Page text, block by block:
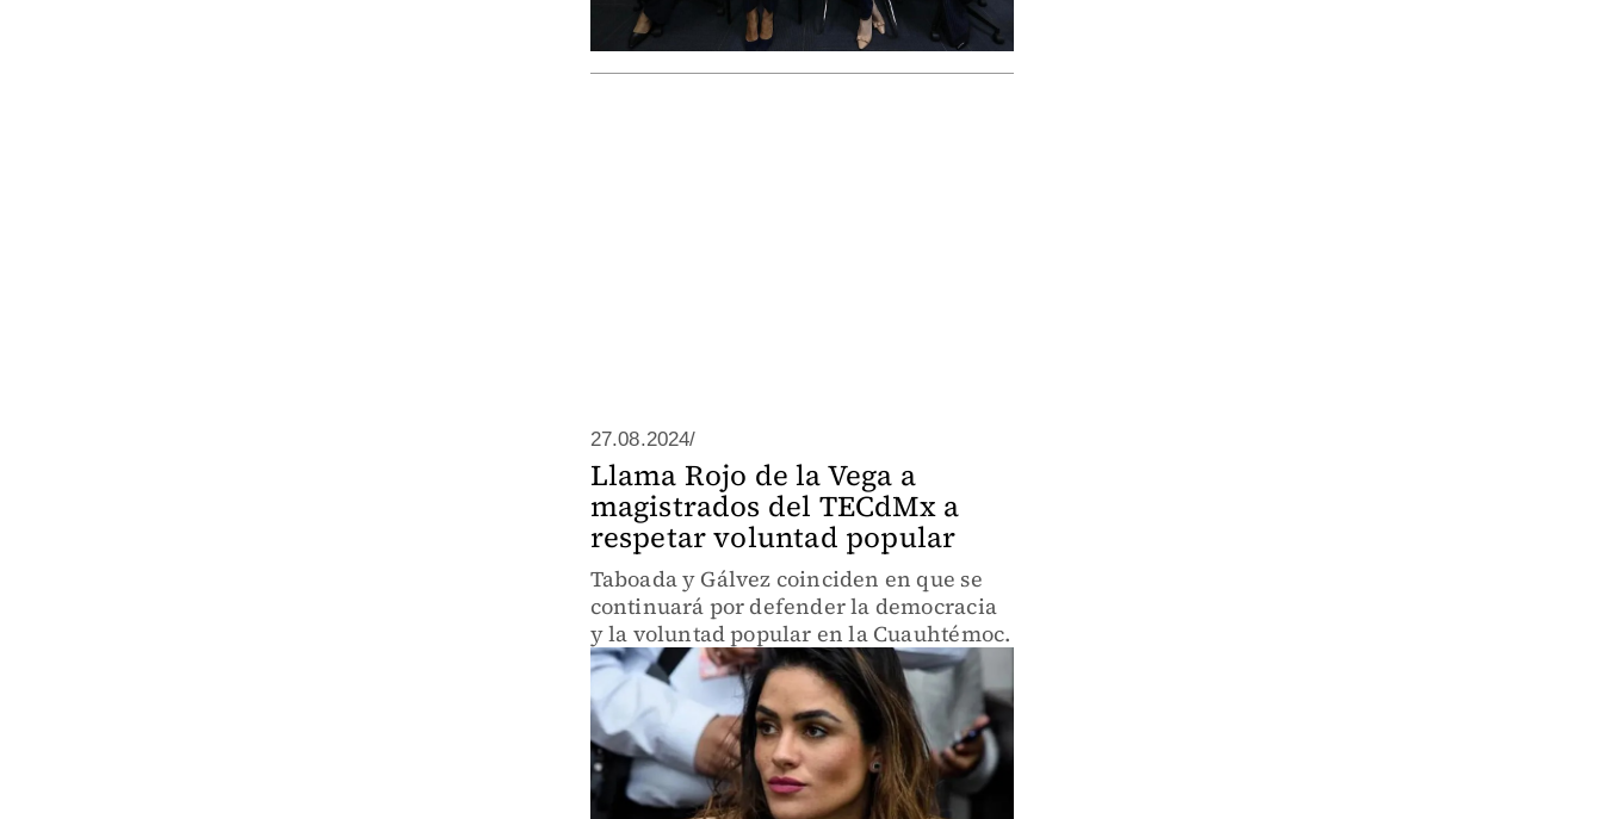
27.08.2024/
Llama Rojo de la Vega a
magistrados del TECdMx a
respetar voluntad popular
Taboada y Gálvez coinciden en que se
continuará por defender la democracia
y la voluntad popular en la Cuauhtémoc.